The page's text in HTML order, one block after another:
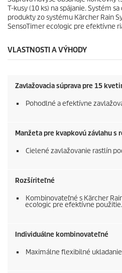
T-kusy (10 ks) na spájanie. Systém
produkty zo systému Kärcher Rain
SensoTimereco!ogic pre efektívne
VLASTNOSTI A VÝHODY
Zavlažovacia súprava pre 15
Pohodlné a efektívne
Manžeta pre kvapkovú závlahu s
Cielené zavlažovanie rastlín
Rozšíriteľné
Kombinovateľné s Kärcher
eco!ogic pre efektívne použitie.
Individuálne kombinovateľné
Maximálne flexibilné